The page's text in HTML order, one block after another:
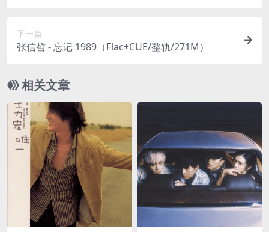
下一篇
张信哲 - 忘记 1989（Flac+CUE/整轨/271M）
相关文章